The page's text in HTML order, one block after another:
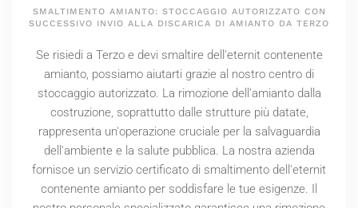
SMALTIMENTO AMIANTO: STOCCAGGIO AUTORIZZATO CON
SUCCESSIVO INVIO ALLA DISCARICA DI AMIANTO DA TERZO
Se risiedi a Terzo e devi smaltire dell'eternit contenente
amianto, possiamo aiutarti grazie al nostro centro di
stoccaggio autorizzato. La rimozione dell'amianto dalla
costruzione, soprattutto dalle strutture più datate,
rappresenta un'operazione cruciale per la salvaguardia
dell'ambiente e la salute pubblica. La nostra azienda
fornisce un servizio certificato di smaltimento dell'eternit
contenente amianto per soddisfare le tue esigenze. Il